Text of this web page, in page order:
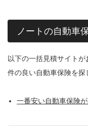
ノートの自動車
以下の一括見積サイト
件の良い自動車保険を探
一番安い自動車保険が